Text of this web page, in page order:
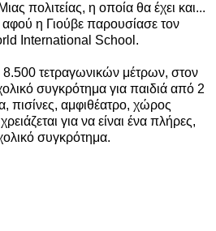
πολιτείας, η οποία θα έχει και...
αφού η Γιούβε παρουσίασε τον
International School.
8.500 τετραγωνικών μέτρων, στον
συγκρότημα για παιδιά από 2
πισίνες, αμφιθέατρο, χώρος
για να είναι ένα πλήρες,
συγκρότημα.